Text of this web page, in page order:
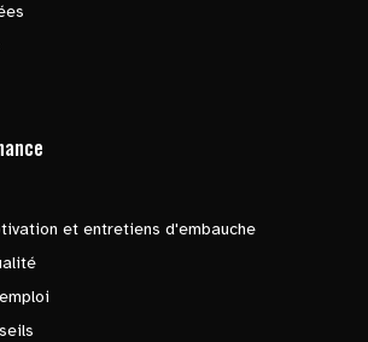
et entretiens d'embauche